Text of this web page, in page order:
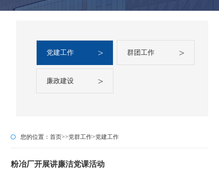
党建工作 > 群团工作 >
廉政建设 >
您的位置：首页>>党群工作>党建工作
粉冶厂开展讲廉洁党课活动